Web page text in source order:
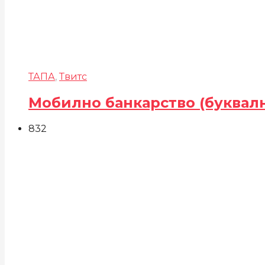
ТАПА, Твитс
Мобилно банкарство
832